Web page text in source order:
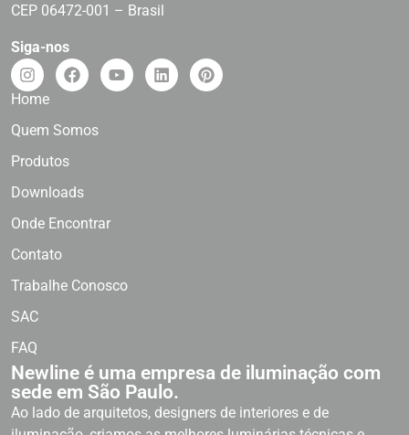
CEP 06472-001 – Brasil
Siga-nos
Home
Quem Somos
Produtos
Downloads
Onde Encontrar
Contato
Trabalhe Conosco
SAC
FAQ
Newline é uma empresa de iluminação com
sede em São Paulo.
Ao lado de arquitetos, designers de interiores e de